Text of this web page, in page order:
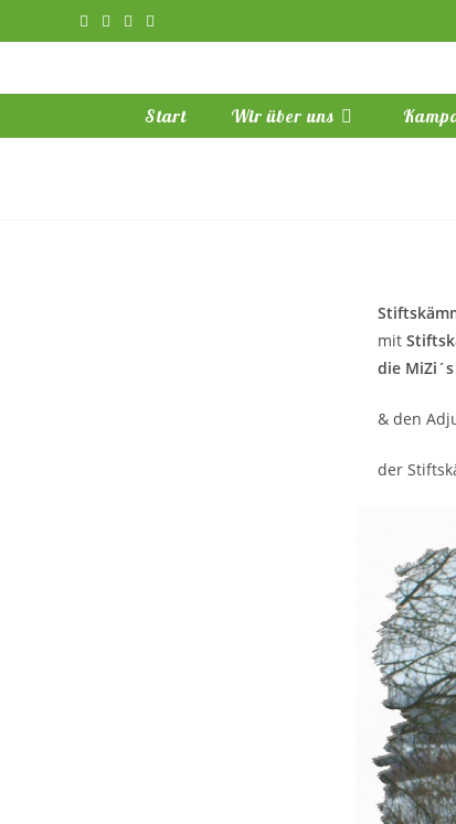
Inhalt
Start Wir über uns
mit
die
& den
der